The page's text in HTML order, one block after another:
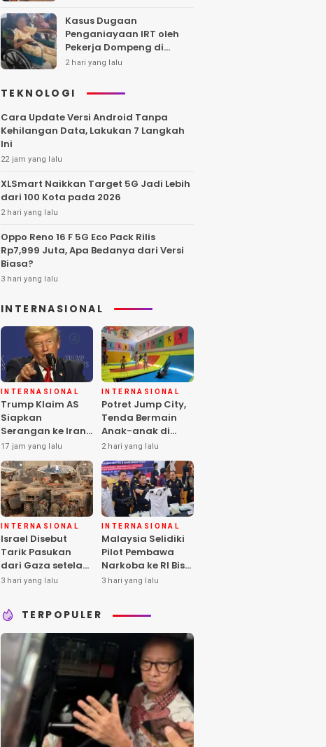
Kasus Dugaan
Penganiayaan IRT oleh
Pekerja Dompeng di
Batanghari Jalan 7 Bulan,
Kepastian Hukum
2 hari yang lalu
TEKNOLOGI
Cara Update Versi Android Tanpa
Kehilangan Data, Lakukan 7 Langkah
Ini
22 jam yang lalu
XLSmart Naikkan Target 5G Jadi Lebih
dari 100 Kota pada 2026
2 hari yang lalu
Oppo Reno 16 F 5G Eco Pack Rilis
Rp7,999 Juta, Apa Bedanya dari Versi
Biasa?
3 hari yang lalu
INTERNASIONAL
INTERNASIONAL
Trump Klaim AS
Siapkan
Serangan ke Iran
Terbesar sejak
Perang Dunia II
17 jam yang lalu
INTERNASIONAL
Potret Jump City,
Tenda Bermain
Anak-anak di
Tengah Perang
Gaza
2 hari yang lalu
INTERNASIONAL
Israel Disebut
Tarik Pasukan
dari Gaza setelah
Hamas Selesai
3 hari yang lalu
INTERNASIONAL
Malaysia Selidiki
Pilot Pembawa
Narkoba ke RI Bisa
Lolos Pemeriksaan
3 hari yang lalu
TERPOPULER